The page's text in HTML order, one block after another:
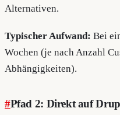
Alternativen.
Typischer Aufwand: Bei
Wochen (je nach Anzahl
Abhängigkeiten).
#Pfad 2: Direkt auf